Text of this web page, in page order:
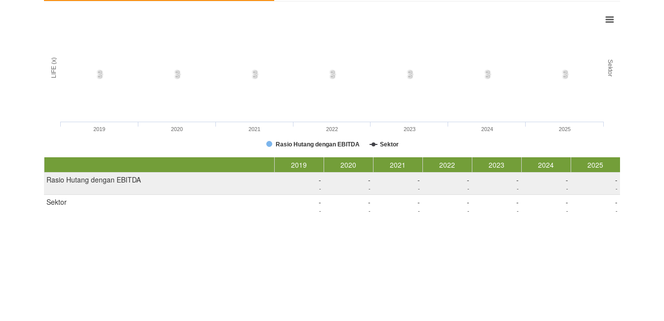
LIFE (x) Sektor
0,0 0,0 0,0 0,0 0,0 0,0 0,0
Rasio Hutang dengan EBITDA Sektor
2019 2020 2021 2022 2023 2024 2025
2019 2020 2021 2022 2023 2024
2025
Rasio Hutang dengan EBITDA
-
-
-
-
-
-
-
-
-
-
-
-
-
-
Sektor -
-
-
-
-
-
-
-
-
-
-
-
-
-